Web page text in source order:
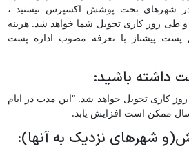
شهرهای تحت پوشش اکسپرس نیستید ،
طی روز کاری تحویل شما خواهد شد. هزینه
پیشتاز با تعرفه مصوب اداره پست
داشته باشید:
باربری بین ۳ تا ۵ روز کاری تحویل خواهد شد. “این مدت در ایام
سال ممکن است افزایش یابد.
شهرهای نزدیک به آنها):